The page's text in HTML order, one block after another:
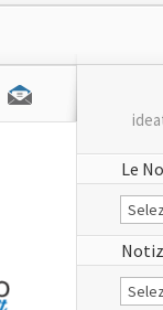
Le
Le
Notizie
del
sito
per